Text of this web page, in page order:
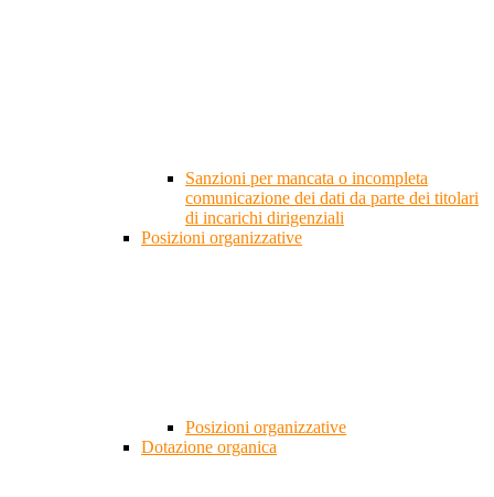
Sanzioni per mancata o incompleta
comunicazione dei dati da parte dei titolari
di incarichi dirigenziali
Posizioni organizzative
Posizioni organizzative
Dotazione organica